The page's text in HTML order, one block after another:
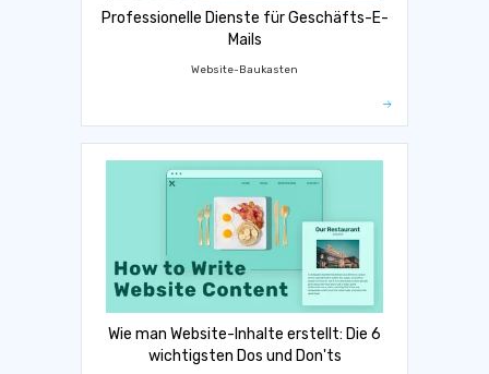
Professionelle Dienste für Geschäfts-E-
Mails
Website-Baukasten
Wie man Website-Inhalte erstellt: Die 6
wichtigsten Dos und Don'ts